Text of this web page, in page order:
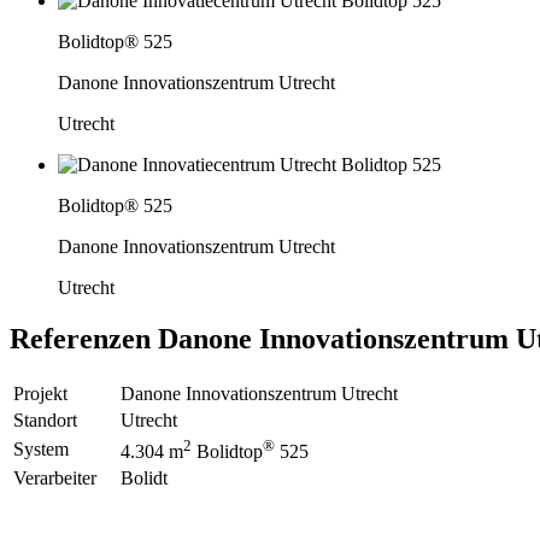
Bolidtop® 525
Danone Innovationszentrum Utrecht
Utrecht
Bolidtop® 525
Danone Innovationszentrum Utrecht
Utrecht
Referenzen Danone Innovationszentrum
Projekt
Danone Innovationszentrum Utrecht
Standort
Utrecht
System
4.304 m2 Bolidtop® 525
Verarbeiter
Bolidt